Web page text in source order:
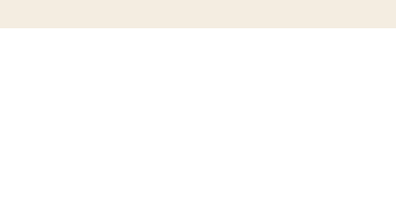
Presse